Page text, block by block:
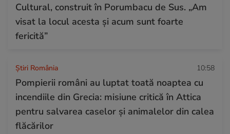
Cultural, construit în Porumbacu de Sus. „Am
visat la locul acesta și acum sunt foarte
fericită”
Știri România 10:58
Pompierii români au luptat toată noaptea cu
incendiile din Grecia: misiune critică în Attica
pentru salvarea caselor și animalelor din calea
flăcărilor